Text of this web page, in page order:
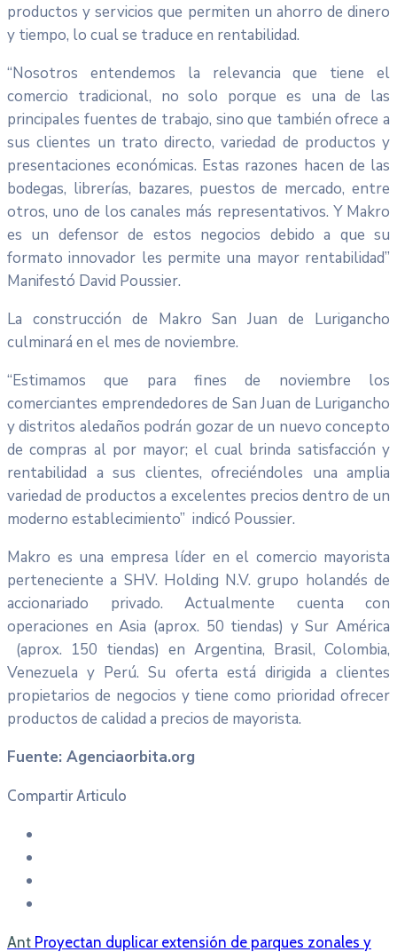
productos y servicios que permiten un ahorro de dinero
y tiempo, lo cual se traduce en rentabilidad.
“Nosotros entendemos la relevancia que tiene el
comercio tradicional, no solo porque es una de las
principales fuentes de trabajo, sino que también ofrece a
sus clientes un trato directo, variedad de productos y
presentaciones económicas. Estas razones hacen de las
bodegas, librerías, bazares, puestos de mercado, entre
otros, uno de los canales más representativos. Y Makro
es un defensor de estos negocios debido a que su
formato innovador les permite una mayor rentabilidad”
Manifestó David Poussier.
La construcción de Makro San Juan de Lurigancho
culminará en el mes de noviembre.
“Estimamos que para fines de noviembre los
comerciantes emprendedores de San Juan de Lurigancho
y distritos aledaños podrán gozar de un nuevo concepto
de compras al por mayor; el cual brinda satisfacción y
rentabilidad a sus clientes, ofreciéndoles una amplia
variedad de productos a excelentes precios dentro de un
moderno establecimiento” indicó Poussier.
Makro es una empresa líder en el comercio mayorista
perteneciente a SHV. Holding N.V. grupo holandés de
accionariado privado. Actualmente cuenta con
operaciones en Asia (aprox. 50 tiendas) y Sur América
(aprox. 150 tiendas) en Argentina, Brasil, Colombia,
Venezuela y Perú. Su oferta está dirigida a clientes
propietarios de negocios y tiene como prioridad ofrecer
productos de calidad a precios de mayorista.
Fuente: Agenciaorbita.org
Compartir Articulo
Ant Proyectan duplicar extensión de parques zonales y